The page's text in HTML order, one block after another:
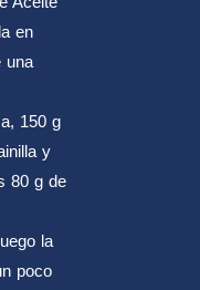
en
una
150 g
y
80 g de
la
poco